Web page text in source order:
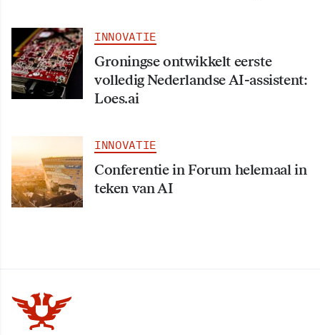
INNOVATIE
Groningse ontwikkelt eerste
volledig Nederlandse AI-assistent:
Loes.ai
INNOVATIE
Conferentie in Forum helemaal in
teken van AI